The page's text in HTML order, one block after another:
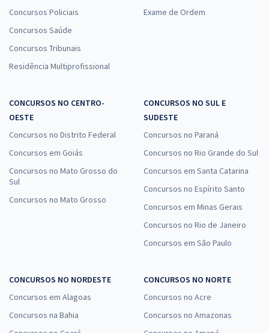
Concursos Policiais
Concursos Saúde
Concursos Tribunais
Residência Multiprofissional
Exame de Ordem
CONCURSOS NO CENTRO-
OESTE
Concursos no Distrito Federal
Concursos em Goiás
Concursos no Mato Grosso do
Sul
Concursos no Mato Grosso
CONCURSOS NO SUL E
SUDESTE
Concursos no Paraná
Concursos no Rio Grande do Sul
Concursos em Santa Catarina
Concursos no Espírito Santo
Concursos em Minas Gerais
Concursos no Rio de Janeiro
Concursos em São Paulo
CONCURSOS NO NORDESTE
Concursos em Alagoas
Concursos na Bahia
CONCURSOS NO NORTE
Concursos no Acre
Concursos no Amazonas